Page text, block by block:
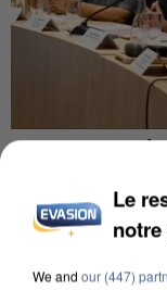
INCENDIES :
DE
Le
We and our (447)